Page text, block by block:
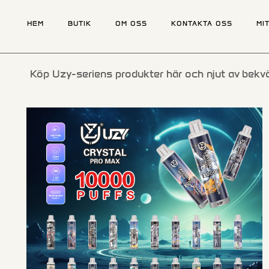
HEM BUTIK OM OSS KONTAKTA OSS
Skriv och tryck på Enter
Köp Uzy-seriens produkter här och njut av